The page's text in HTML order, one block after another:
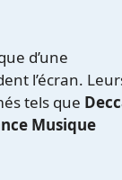
d’une
l’écran.
tels que
Musique